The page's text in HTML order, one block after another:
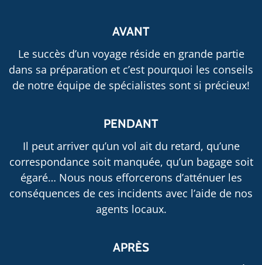
AVANT
Le succès d’un voyage réside en grande partie
dans sa préparation et c’est pourquoi les conseils
de notre équipe de spécialistes sont si précieux!
PENDANT
Il peut arriver qu’un vol ait du retard, qu’une
correspondance soit manquée, qu’un bagage soit
égaré… Nous nous efforcerons d’atténuer les
conséquences de ces incidents avec l’aide de nos
agents locaux.
APRÈS